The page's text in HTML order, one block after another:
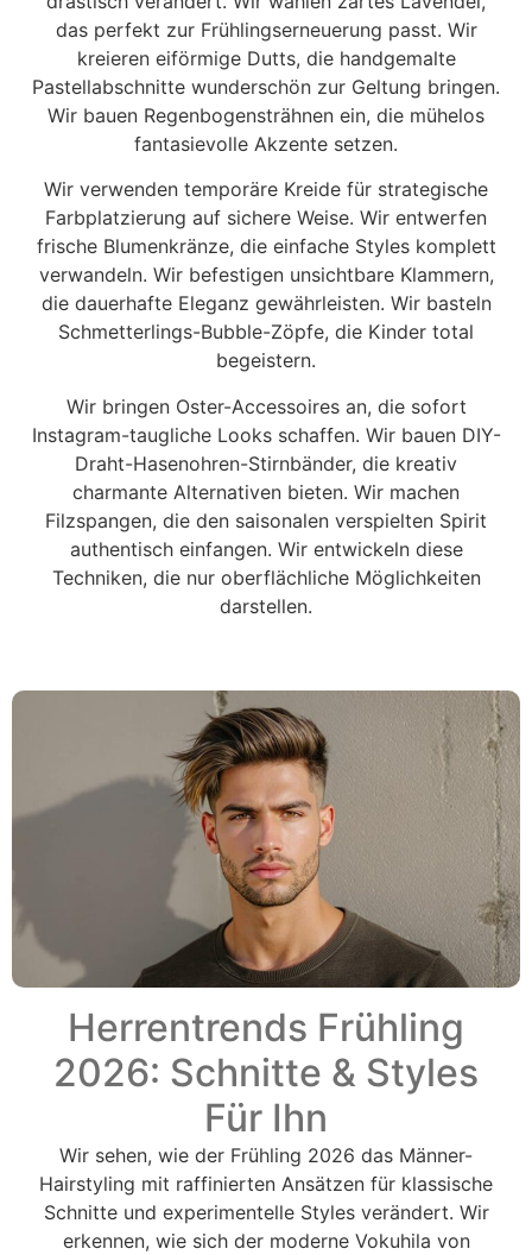
das perfekt zur Frühlingserneuerung passt. Wir
kreieren eiförmige Dutts, die handgemalte
Pastellabschnitte wunderschön zur Geltung bringen.
Wir bauen Regenbogensträhnen ein, die mühelos
fantasievolle Akzente setzen.
Wir verwenden temporäre Kreide für strategische
Farbplatzierung auf sichere Weise. Wir entwerfen
frische Blumenkränze, die einfache Styles komplett
verwandeln. Wir befestigen unsichtbare Klammern,
die dauerhafte Eleganz gewährleisten. Wir basteln
Schmetterlings-Bubble-Zöpfe, die Kinder total
begeistern.
Wir bringen Oster-Accessoires an, die sofort
Instagram-taugliche Looks schaffen. Wir bauen DIY-
Draht-Hasenohren-Stirnbänder, die kreativ
charmante Alternativen bieten. Wir machen
Filzspangen, die den saisonalen verspielten Spirit
authentisch einfangen. Wir entwickeln diese
Techniken, die nur oberflächliche Möglichkeiten
darstellen.
Herrentrends Frühling
2026: Schnitte & Styles
Für Ihn
Wir sehen, wie der Frühling 2026 das Männer-
Hairstyling mit raffinierten Ansätzen für klassische
Schnitte und experimentelle Styles verändert. Wir
erkennen, wie sich der moderne Vokuhila von